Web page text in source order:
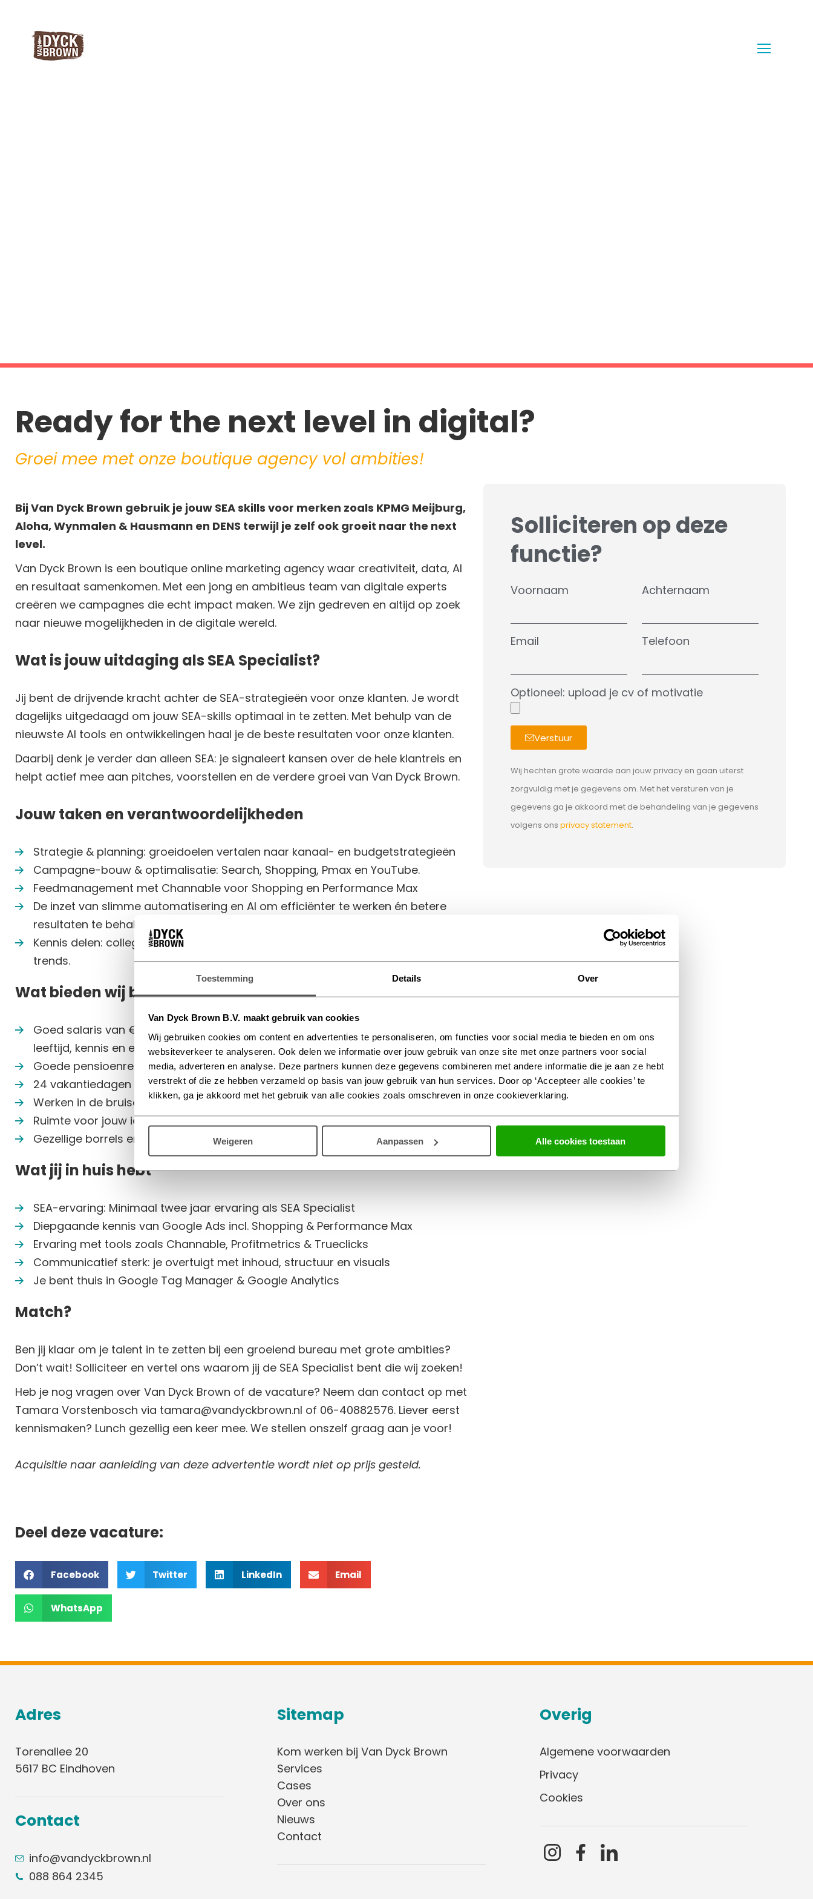
Toestemming Details Over
Van Dyck Brown B.V. maakt gebruik van cookies
Wij gebruiken cookies om content en advertenties te personaliseren, om functies voor social media te bieden en om ons
websiteverkeer te analyseren. Ook delen we informatie over jouw gebruik van onze site met onze partners voor social
media, adverteren en analyse. Deze partners kunnen deze gegevens combineren met andere informatie die je aan ze hebt
verstrekt of die ze hebben verzameld op basis van jouw gebruik van hun services. Door op ‘Accepteer alle cookies’ te
klikken, ga je akkoord met het gebruik van alle cookies zoals omschreven in onze cookieverklaring.
Weigeren Aanpassen Alle cookies toestaan
Ready for the next level in digital?
Groei mee met onze boutique agency vol ambities!
BijVan Dyck Brown gebruik je jouw SEA skills voor merken zoals KPMG Meijburg,
Aloha, Wynmalen & Hausmann en DENS terwijl je zelf ook groeit naar the next
level.
Van Dyck Brown is een boutique online marketing agency waar creativiteit, data, AI
en resultaat samenkomen. Met een jong en ambitieus team van digitale experts
creëren we campagnes die echt impact maken. We zijn gedreven en altijd op zoek
naar nieuwe mogelijkheden in de digitale wereld.
Wat is jouw uitdaging als SEA Specialist?
Jij bent de drijvende kracht achter de SEA-strategieën voor onze klanten. Je wordt
dagelijks uitgedaagd om jouw SEA-skills optimaal in te zetten. Met behulp van de
nieuwste AI tools en ontwikkelingen haal je de beste resultaten voor onze klanten.
Daarbij denk je verder dan alleen SEA: je signaleert kansen over de hele klantreis en
helpt actief mee aan pitches, voorstellen en de verdere groei van Van Dyck Brown.
Jouw taken en verantwoordelijkheden
Strategie & planning: groeidoelen vertalen naar kanaal- en budgetstrategieën
Campagne-bouw & optimalisatie: Search, Shopping, Pmax en YouTube.
Feedmanagement met Channable voor Shopping en Performance Max
De inzet van slimme automatisering en AI om efficiënter te werken én betere
resultaten te behalen
Kennis delen: collega’s en klanten meenemen in jouw inzichten en de laatste
trends.
Wat bieden wij bij VanDyckBrown?
Goed salaris van € 2.750 - € 3.750 (bruto o.b.v. 40 uur), afhankelijk van jouw
leeftijd, kennis en ervaring
Goede pensioenregeling en reiskostenvergoeding
24 vakantiedagen
Werken in de bruisende omgeving van Strijp-S, op loopafstand van het station
Ruimte voor jouw ideeën en creativiteit
Gezellige borrels en leuke teamuitjes zoals GLOW en Dutch Design Week
Wat jij in huis hebt
SEA-ervaring: Minimaal twee jaar ervaring als SEA Specialist
Diepgaande kennis van Google Ads incl. Shopping & Performance Max
Ervaring met tools zoals Channable, Profitmetrics & Trueclicks
Communicatief sterk: je overtuigt met inhoud, structuur en visuals
Je bent thuis in Google Tag Manager & Google Analytics
Match?
Ben jij klaar om je talent in te zetten bij een groeiend bureau met grote ambities?
Don’t wait! Solliciteer en vertel ons waarom jij de SEA Specialist bent die wij zoeken!
Heb je nog vragen over Van Dyck Brown of de vacature? Neem dan contact op met
Tamara Vorstenbosch via tamara@vandyckbrown.nl of 06-40882576. Liever eerst
kennismaken? Lunch gezellig een keer mee. We stellen onszelf graag aan je voor!
Acquisitie naar aanleiding van deze advertentie wordt niet op prijs gesteld.
Deel deze vacature:
Facebook Twitter LinkedIn Email
WhatsApp
Solliciteren op deze
functie?
Voornaam Achternaam
Email Telefoon
Optioneel: upload je cv of motivatie
Verstuur
Wij hechten grote waarde aan jouw privacy en gaan uiterst
zorgvuldig met je gegevens om. Met het versturen van je
gegevens ga je akkoord met de behandeling van je gegevens
volgens ons privacy statement.
Adres
Torenallee 20
5617 BC Eindhoven
Contact
info@vandyckbrown.nl
088 864 2345
Sitemap
Kom werken bij Van Dyck Brown
Services
Cases
Over ons
Nieuws
Contact
Overig
Algemene voorwaarden
Privacy
Cookies